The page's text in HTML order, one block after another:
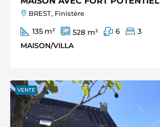
BREST, Finistère
135 m² 528m² 6
3
MAISON/VILLA
VENTE